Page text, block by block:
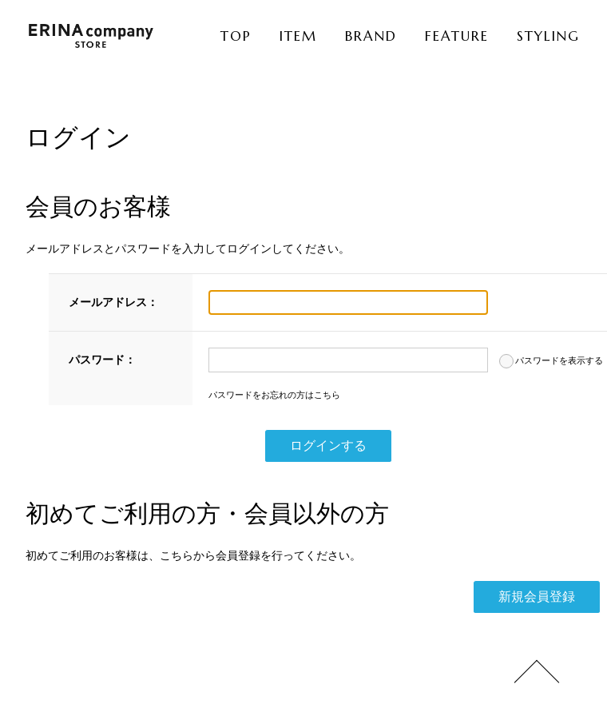
TOP ITEM BRAND FEATURE STYLING
ログイン
会員のお客様
メールアドレスとパスワードを入力してログインしてください。
メールアドレス：
パスワード： パスワードを表示する
パスワードをお忘れの方はこちら
初めてご利用の方・会員以外の方
初めてご利用のお客様は、こちらから会員登録を行ってください。